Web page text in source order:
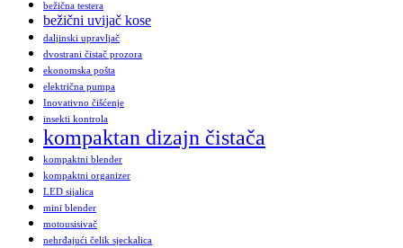
bežična testera
bežični uvijač kose
daljinski upravljač
dvostrani čistač prozora
ekonomska pošta
električna pumpa
Inovativno čišćenje
insekti kontrola
kompaktan dizajn čistača
kompaktni blender
kompaktni organizer
LED sijalica
mini blender
motousisivač
nehrđajući čelik sjeckalica